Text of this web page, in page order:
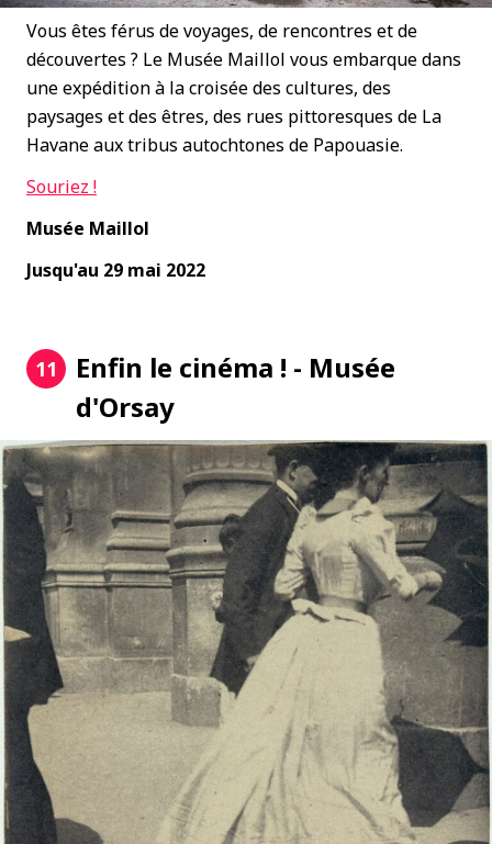
Vous êtes férus de voyages, de rencontres et de
découvertes ? Le Musée Maillol vous embarque dans
une expédition à la croisée des cultures, des
paysages et des êtres, des rues pittoresques de La
Havane aux tribus autochtones de Papouasie.
Souriez !
Musée Maillol
Jusqu'au 29 mai 2022
11
Enfin le cinéma ! - Musée
d'Orsay